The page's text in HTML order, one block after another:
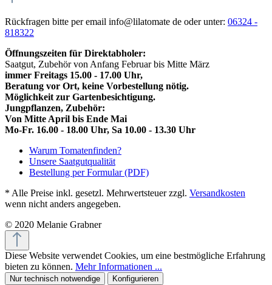
Rückfragen bitte per email info@lilatomate de oder unter: 06324 -
818322
Öffnungszeiten für Direktabholer:
Saatgut, Zubehör von Anfang Februar bis Mitte März
immer Freitags 15.00 - 17.00 Uhr,
Beratung vor Ort, keine Vorbestellung nötig.
Möglichkeit zur Gartenbesichtigung.
Jungpflanzen, Zubehör:
Von Mitte April bis Ende Mai
Mo-Fr. 16.00 - 18.00 Uhr, Sa 10.00 - 13.30 Uhr
Warum Tomatenfinden?
Unsere Saatgutqualität
Bestellung per Formular (PDF)
* Alle Preise inkl. gesetzl. Mehrwertsteuer zzgl. Versandkosten
wenn nicht anders angegeben.
© 2020 Melanie Grabner
Diese Website verwendet Cookies, um eine bestmögliche Erfahrung
bieten zu können. Mehr Informationen ...
Nur technisch notwendige Konfigurieren